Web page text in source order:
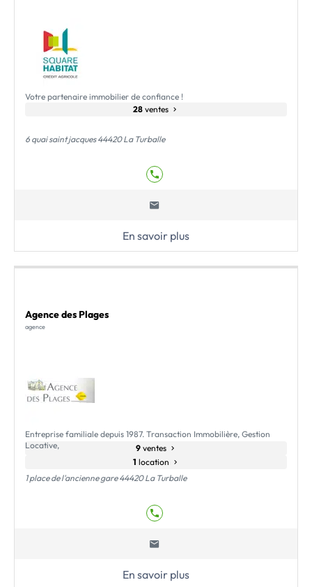
Votre partenaire immobilier de confiance !
28 ventes
6 quai saint jacques 44420 La Turballe
En savoir plus
Agence des Plages
agence
Entreprise familiale depuis 1987. Transaction Immobilière, Gestion
Locative,
9ventes
1 location
1 place de l'ancienne gare 44420 La Turballe
En savoir plus